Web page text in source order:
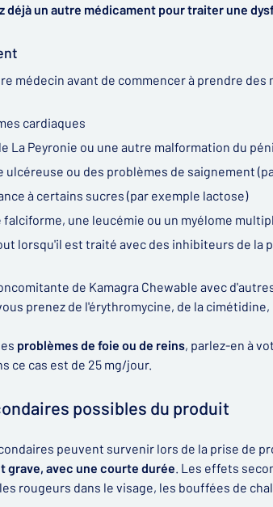
déjà un autre médicament pour traiter une
médecin avant de commencer à prendre
cardiaques
La Peyronie ou une autre malformation du
ulcéreuse ou des problèmes de saignement
à certains sucres (par exemple lactose)
falciforme, une leucémie ou un myélome
lorsqu'il est traité avec des inhibiteurs de la
de Kamagra Chewable avec
prenez de l'érythromycine, de la
problèmes de foie ou de reins, parlez-en à
ce cas est de 25 mg/jour.
possibles du produit
peuvent survenir lors de la prise de
grave, avec une courte durée. Les effets
rougeurs dans le visage, les bouffées de